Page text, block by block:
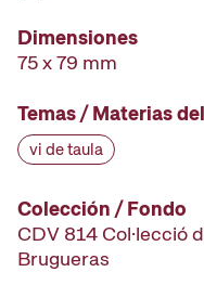
Dimensiones
75 x 79 mm
Temas / Materias
vi de taula
Colección / Fondo
CDV 814 Col·lecció
Brugueras